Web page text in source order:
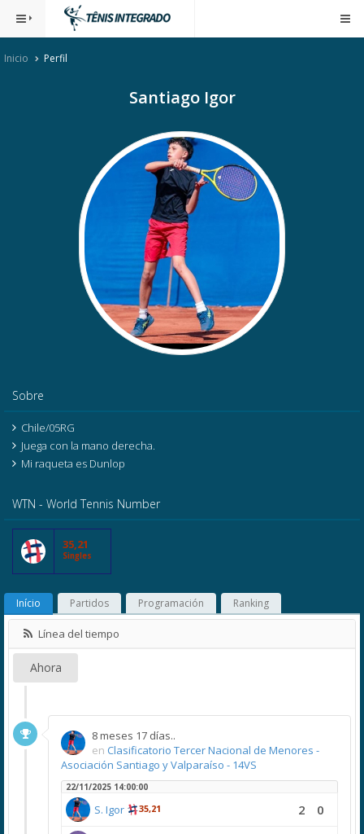
Inicio Perfil
Santiago Igor
Sobre
Chile/05RG
Juega con la mano derecha.
Mi raqueta es Dunlop
WTN - World Tennis Number
35,21
Singles
Início Partidos Programación Ranking
Línea del tiempo
Ahora
8 meses 17 días..
en Clasificatorio Tercer Nacional de Menores -
Asociación Santiago y Valparaíso - 14VS
22/11/2025 14:00:00
S. Igor 35,21 2 0